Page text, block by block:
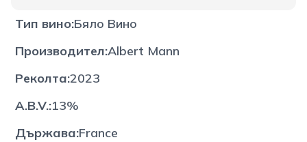
Тип вино:Бяло Вино
Производител:Albert Mann
Реколта:2023
A.B.V.:13%
Държава:France